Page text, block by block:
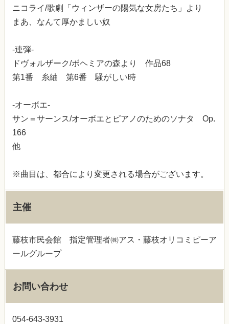
ニコライ/歌劇「ウィンザーの陽気な女房たち」より
まあ、なんて厚かましい奴
-連弾-
ドヴォルザーク/ボヘミアの森より 作品68
第1番 糸紬 第6番 騒がしい時
-オーボエ-
サン＝サーンス/オーボエとピアノのためのソナタ Op.
166
他
※曲目は、都合により変更される場合がございます。
主催
藤枝市民会館 指定管理者㈱アス・藤枝オリコミピーア
ールグループ
お問い合わせ
054-643-3931